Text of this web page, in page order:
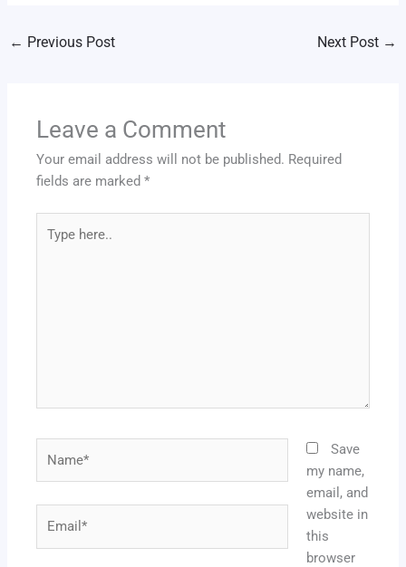
← Previous Post Next Post →
Leave a Comment
Your email address will not be published. Required
fields are marked*
here..
Save
my name,
email, and
website in
this
browser